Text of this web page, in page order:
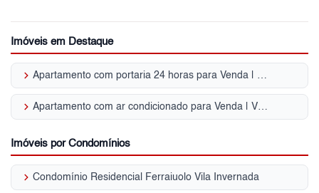
Imóveis em Destaque
keyboard_arrow_right Apartamento com portaria 24 horas para Venda | Vila Invernada
keyboard_arrow_right Apartamento com ar condicionado para Venda | Vila Invernada
Imóveis por Condomínios
keyboard_arrow_right Condomínio Residencial Ferraiuolo Vila Invernada